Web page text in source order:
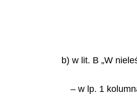
b) w lit. B „W
– w lp. 1